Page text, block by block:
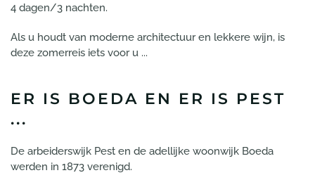
4 dagen/3 nachten.
Als u houdt van moderne architectuur en lekkere wijn, is
deze zomerreis iets voor u ...
ER IS BOEDA EN ER IS PEST
...
De arbeiderswijk Pest en de adellijke woonwijk Boeda
werden in 1873 verenigd.